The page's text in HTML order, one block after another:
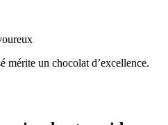
mérite un chocolat d’excellence.